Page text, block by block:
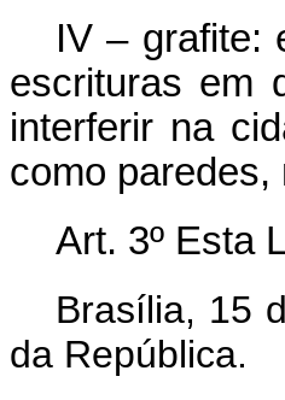
IV – grafite:
escrituras em
interferir na
como
Art. 3º Esta
Brasília, 15
da República.